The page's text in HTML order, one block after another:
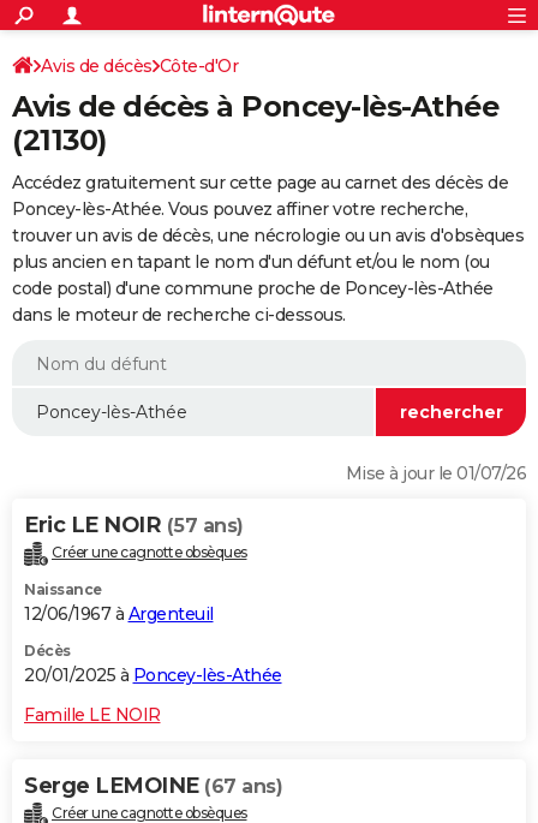
ACTUALITÉS
Politique
Société
Faits Divers
Education
Monde
Villes
+
SPORT
Coupe du monde 2026
Football
Tennis
Cyclisme
Rugby
Forum
FINANCE
Retraite
Impôts
Epargne
Immobilier
Risques naturels par ville
Banque
Assurance
Crédit
Essais
Réserver un essai
Citadines
Berlines
SUV
Forum auto
+
HIGH-TECH
Mobiles
Meilleur smartphone
Internet
Ordinateurs
Jeux vidéo
Guide high-tech
+
BRICOLAGE
Forum
Aménagement intérieur
Extérieur
Cuisine
Salle de bains
Jardinage
Rangement
WEEK-END
Guides de France
Escapades
Patrimoine
Expositions
Musées
Week-end nature
LIFESTYLE
Alimentation
Guide de la santé
Maladies
Médicaments
Sommeil
VOYAGE
Destinations
City break
Voyage nature
Voyage de noces
Forum
Climat
+PHOTO
GUIDES D'ACHAT
BONS PLANS
CARTE DE VOEUX
Dictionnaire
Biographies
Citations
Expressions
Proverbes
PROGRAMME TV
Connexion
Avis de décès Côte-d'Or
Avis de décès à Poncey-lès-Athée
(21130)
Accédez gratuitement sur cette page au carnet des décès de
Poncey-lès-Athée. Vous pouvez affiner votre recherche,
trouver un avis de décès, une nécrologie ou un avis d'obsèques
plus ancien en tapant le nom d'un défunt et/ou le nom (ou
code postal) d'une commune proche de Poncey-lès-Athée
dans le moteur de recherche ci-dessous.
Mise à jour le 01/07/26
Eric LE NOIR (57 ans)
Créer une cagnotte obsèques
Naissance
12/06/1967 à Argenteuil
Décès
20/01/2025 à Poncey-lès-Athée
Famille LE NOIR
Serge LEMOINE (67 ans)
Créer une cagnotte obsèques